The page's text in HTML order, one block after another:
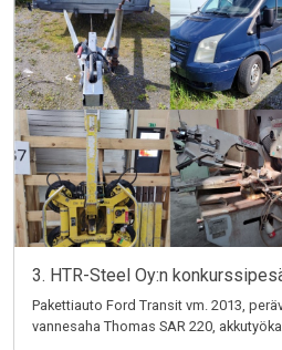
3. HTR-Steel Oy:n
Pakettiauto Ford Transit vm. 2013,
vannesaha Thomas SAR 220,